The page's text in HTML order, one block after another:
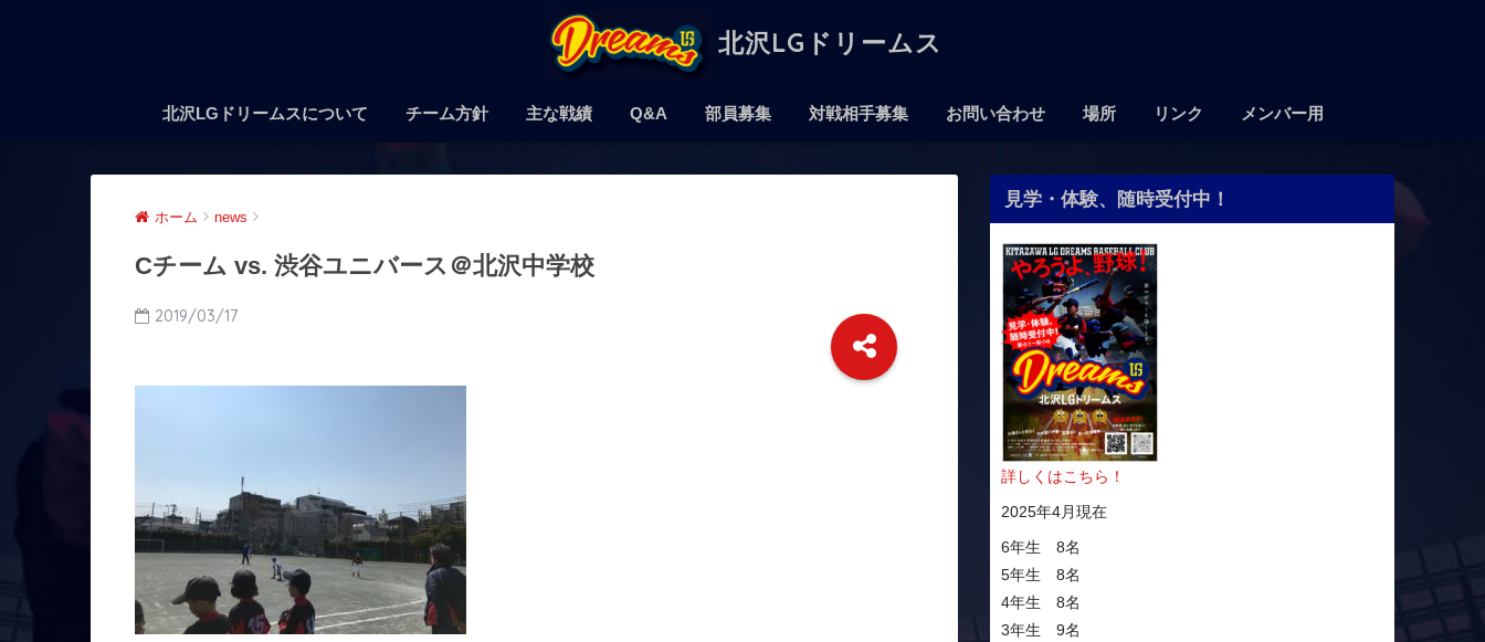
北沢LGドリームス
北沢LGドリームスについて チーム方針 主な戦績 Q&A 部員募集 対戦相手募集 お問い合わせ 場所 リンク メンバー用
ホーム news
Cチーム vs. 渋谷ユニバース＠北沢中学校
2019/03/17
見学・体験、随時受付中！
詳しくはこちら！
2025年4月現在
6年生 8名
5年生 8名
4年生 8名
3年生 9名